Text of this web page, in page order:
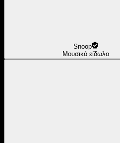
Snoop
Μουσικό είδωλο